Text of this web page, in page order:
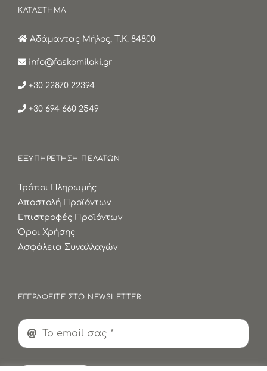
ΚΑΤΑΣΤΗΜΑ
Αδάμαντας Μήλος, Τ.Κ. 84800
info@faskomilaki.gr
+30 22870 22394
+30 694 660 2549
ΕΞΥΠΗΡΕΤΗΣΗ ΠΕΛΑΤΩΝ
Τρόποι Πληρωμής
Αποστολή Προϊόντων
Επιστροφές Προϊόντων
Όροι Χρήσης
Ασφάλεια Συναλλαγών
ΕΓΓΡΑΦΕΙΤΕ ΣΤΟ NEWSLETTER